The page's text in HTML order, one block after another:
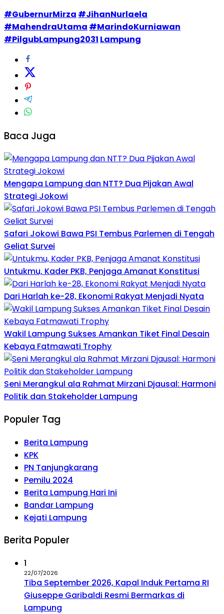
#GubernurMirza #JihanNurlaela
#MahendraUtama #MarindoKurniawan
#PilgubLampung2031 Lampung
Baca Juga
Mengapa Lampung dan NTT? Dua Pijakan Awal
Strategi Jokowi
Safari Jokowi Bawa PSI Tembus Parlemen di Tengah
Geliat Survei
Untukmu, Kader PKB, Penjaga Amanat Konstitusi
Dari Harlah ke-28, Ekonomi Rakyat Menjadi Nyata
Wakil Lampung Sukses Amankan Tiket Final Desain
Kebaya Fatmawati Trophy
Seni Merangkul ala Rahmat Mirzani Djausal: Harmoni
Politik dan Stakeholder Lampung
Populer Tag
Berita Lampung
KPK
PN Tanjungkarang
Pemilu 2024
Berita Lampung Hari Ini
Bandar Lampung
Kejati Lampung
Berita Populer
1
22/07/2026
Tiba September 2026, Kapal Induk Pertama RI
Giuseppe Garibaldi Resmi Bermarkas di
Lampung